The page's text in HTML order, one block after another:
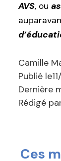
AVS, ou
Camille
Publié le
Dernière
Rédigé
Ces